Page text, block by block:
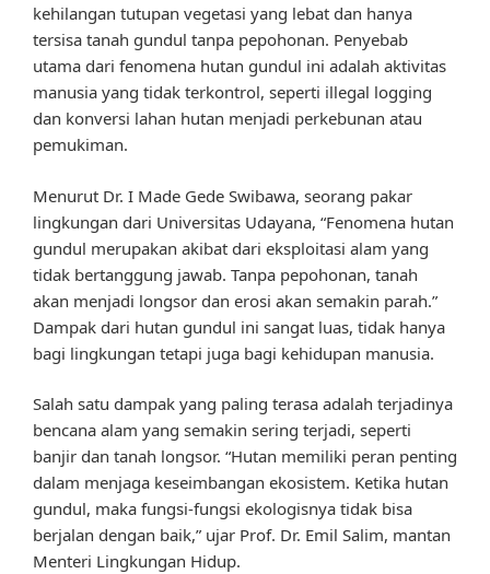
kehilangan tutupan vegetasi yang lebat dan hanya
tersisa tanah gundul tanpa pepohonan. Penyebab
utama dari fenomena hutan gundul ini adalah aktivitas
manusia yang tidak terkontrol, seperti illegal logging
dan konversi lahan hutan menjadi perkebunan atau
pemukiman.
Menurut Dr. I Made Gede Swibawa, seorang pakar
lingkungan dari Universitas Udayana, “Fenomena hutan
gundul merupakan akibat dari eksploitasi alam yang
tidak bertanggung jawab. Tanpa pepohonan, tanah
akan menjadi longsor dan erosi akan semakin parah.”
Dampak dari hutan gundul ini sangat luas, tidak hanya
bagi lingkungan tetapi juga bagi kehidupan manusia.
Salah satu dampak yang paling terasa adalah terjadinya
bencana alam yang semakin sering terjadi, seperti
banjir dan tanah longsor. “Hutan memiliki peran penting
dalam menjaga keseimbangan ekosistem. Ketika hutan
gundul, maka fungsi-fungsi ekologisnya tidak bisa
berjalan dengan baik,” ujar Prof. Dr. Emil Salim, mantan
Menteri Lingkungan Hidup.